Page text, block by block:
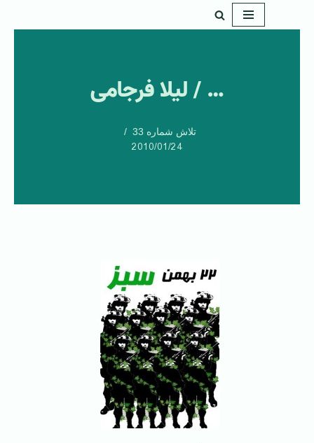
… / لیلا فرجامی
تلاش شماره 33
2010/01/24